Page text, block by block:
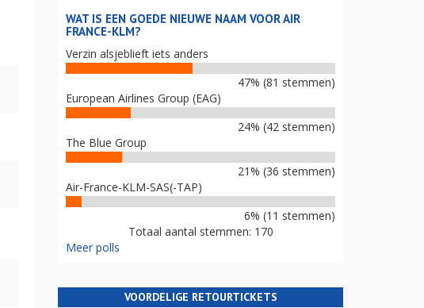
WAT IS EEN GOEDE NIEUWE NAAM VOOR AIR
FRANCE-KLM?
Verzin alsjeblieft iets anders
47% (81 stemmen)
European Airlines Group (EAG)
24% (42 stemmen)
The Blue Group
21% (36 stemmen)
Air-France-KLM-SAS(-TAP)
6% (11 stemmen)
Totaal aantal stemmen: 170
Meer polls
VOORDELIGE RETOURTICKETS